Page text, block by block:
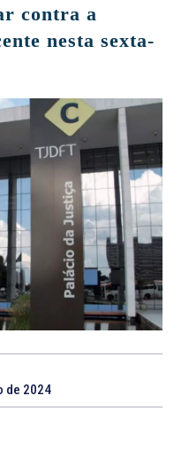
contra a
nesta sexta-
de 2024